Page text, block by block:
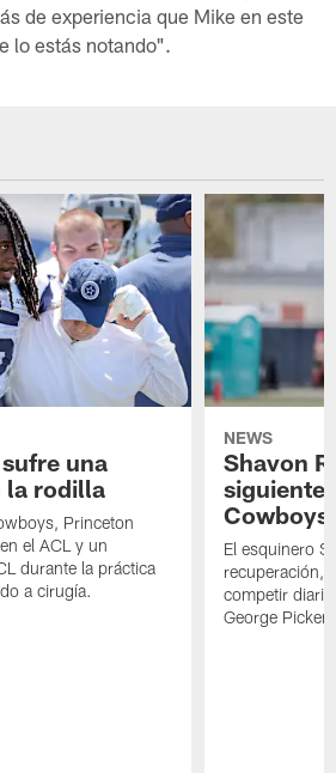
de experiencia que Mike en este
lo estás notando".
una
la rodilla
Princeton
el ACL y un
durante la práctica
a cirugía.
NEWS
Shavon
siguiente
Cowboys
El esquinero
recuperación,
competir
George